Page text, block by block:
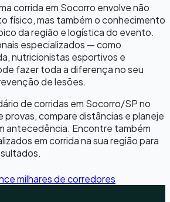
corrida em Socorro envolve não
físico, mas também o conhecimento
da região e logística do evento.
especializados — como
nutricionistas esportivos e
fazer toda a diferença no seu
de lesões.
de corridas em Socorro/SPno
provas, compare distâncias e planeje
antecedência. Encontre também
em corrida na sua região para
milhares de corredores